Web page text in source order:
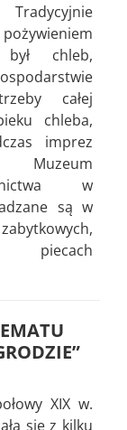
chleb,
całej
chleba,
imprez
w
są w
piecach
XIX w.
się z kilku